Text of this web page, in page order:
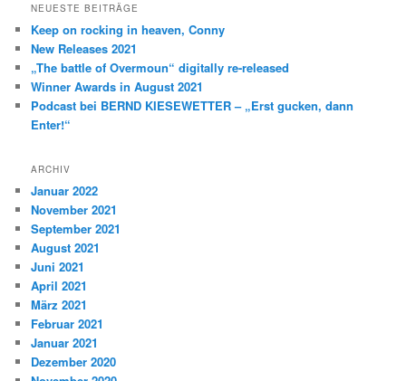
NEUESTE BEITRÄGE
Keep on rocking in heaven, Conny
New Releases 2021
„The battle of Overmoun“ digitally re-released
Winner Awards in August 2021
Podcast bei BERND KIESEWETTER – „Erst gucken, dann
Enter!“
ARCHIV
Januar 2022
November 2021
September 2021
August 2021
Juni 2021
April 2021
März 2021
Februar 2021
Januar 2021
Dezember 2020